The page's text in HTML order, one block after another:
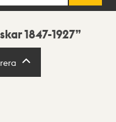
1847-1927